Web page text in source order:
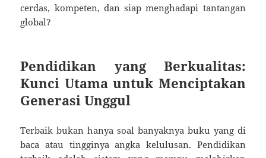
cerdas, kompeten, dan siap menghadapi tantangan
global?
Pendidikan yang Berkualitas:
Kunci Utama untuk Menciptakan
Generasi Unggul
Terbaik bukan hanya soal banyaknya buku yang di
baca atau tingginya angka kelulusan. Pendidikan